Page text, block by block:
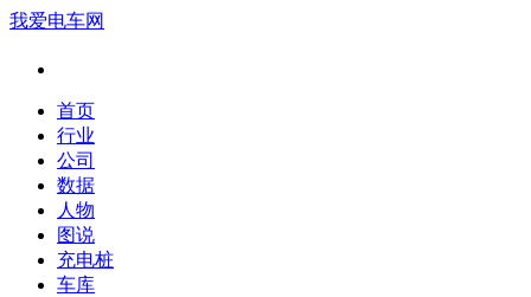
我爱电车网
首页
行业
公司
数据
人物
图说
充电桩
车库